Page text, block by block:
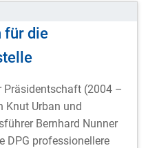
für die
Präsidentschaft (2004 –
Knut Urban und
Bernhard Nunner
DPG professionellere